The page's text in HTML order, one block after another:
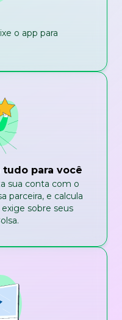
o app para
tudo para você
sua conta com o
parceira, e calcula
sobre seus